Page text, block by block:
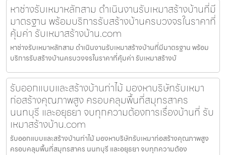
หาช่างรับเหมาหลักสาม ดำเนินงานรับเหมาสร้างบ้านที่มี
มาตรฐาน พร้อมบริการรับสร้างบ้านครบวงจรในราคาที่
คุ้มค่า รับเหมาสร้างบ้าน.com
หาช่างรับเหมาหลักสาม ดำเนินงานรับเหมาสร้างบ้านที่มีมาตรฐาน พร้อม
บริการรับสร้างบ้านครบวงจรในราคาที่คุ้มค่า รับเหมาสร้างบ้
รับออกแบบและสร้างบ้านท่าไม้ มองหาบริษัทรับเหมา
ก่อสร้างคุณภาพสูง ครอบคลุมพื้นที่สมุทรสาคร
นนทบุรี และอยุธยา จบทุกความต้องการเรื่องบ้านที่ รับ
เหมาสร้างบ้าน.com
รับออกแบบและสร้างบ้านท่าไม้ มองหาบริษัทรับเหมาก่อสร้างคุณภาพสูง
ครอบคลุมพื้นที่สมุทรสาคร นนทบุรี และอยุธยา จบทุกความต้อง